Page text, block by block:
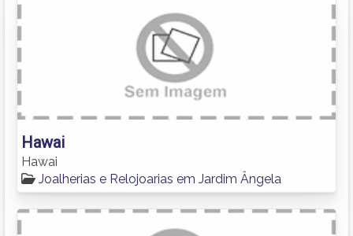
Hawai
Hawai
Joalherias e Relojoarias em Jardim Ângela